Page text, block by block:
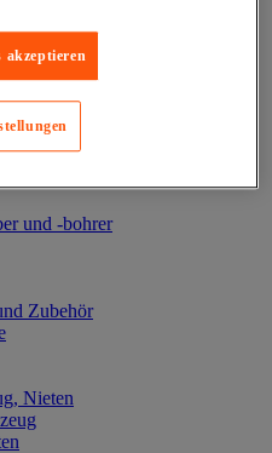
und -bohrer
Zubehör
Nieten
akzeptieren